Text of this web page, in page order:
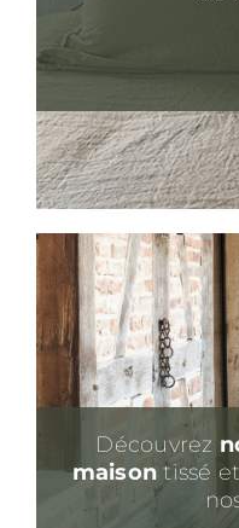
Découvrez
maisontissé